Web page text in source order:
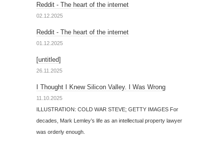
Reddit - The heart of the internet
02.12.2025
Reddit - The heart of the internet
01.12.2025
[untitled]
26.11.2025
I Thought I Knew Silicon Valley. I Was Wrong
11.10.2025
ILLUSTRATION: COLD WAR STEVE; GETTY IMAGES For
decades, Mark Lemley’s life as an intellectual property lawyer
was orderly enough.